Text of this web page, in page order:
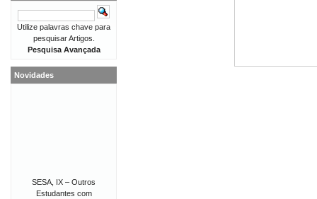
Utilize palavras chave para
pesquisar Artigos.
Pesquisa Avançada
Novidades
SESA, IX – Outros
Estudantes com